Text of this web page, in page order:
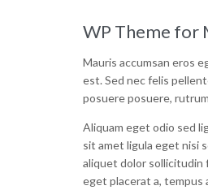
WP Theme for
Mauris accumsan eros
est. Sed nec felis
posuere posuere,
Aliquam eget odio sed
sit amet ligula eget nisi
aliquet dolor sollicitudin
eget placerat a, tempus